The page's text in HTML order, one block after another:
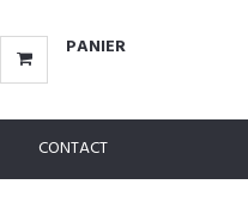
PANIER
CONTACT